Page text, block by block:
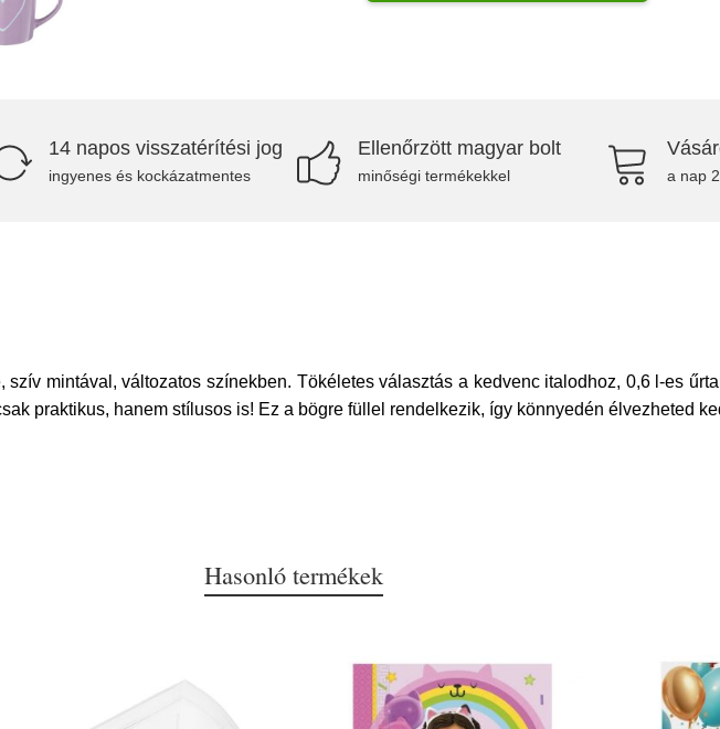
14 napos visszatérítési jog
ingyenes és kockázatmentes
Ellenőrzött magyar bolt
minőségi termékekkel a nap
szív mintával, változatos színekben. Tökéletes választás a kedvenc italodhoz, 0,6 l-es
praktikus, hanem stílusos is! Ez a bögre füllel rendelkezik, így könnyedén élvezheted
Hasonló termékek